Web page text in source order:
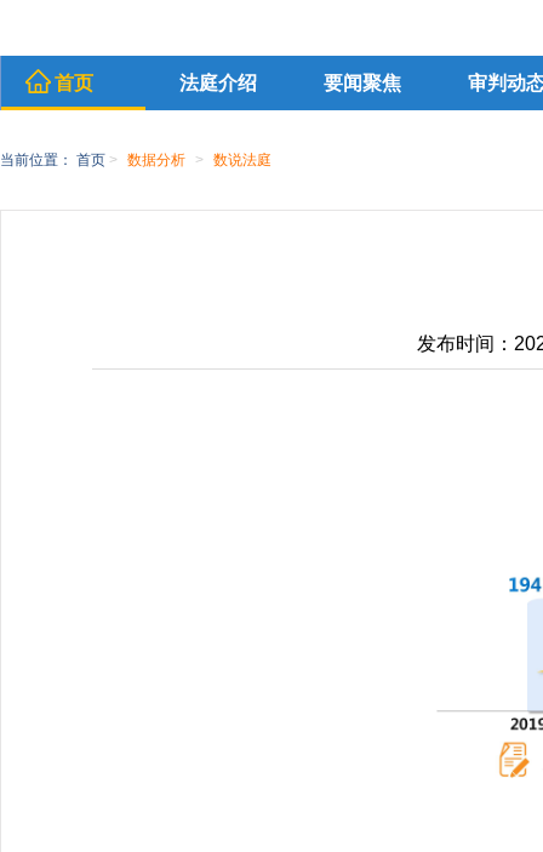
首页 法庭介绍 要闻聚焦 审判动
当前位置： 首页 > 数据分析 > 数说法庭
发布时间：